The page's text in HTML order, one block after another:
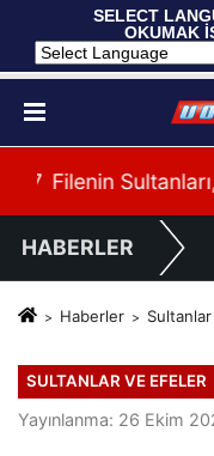
SELECT
OKUMAK
3-1 Mağlup
00:35 U17 Erkek
HABERLER
Haberler
SULTANLAR VE EFELER
Yayınlanma: 26 Ekim